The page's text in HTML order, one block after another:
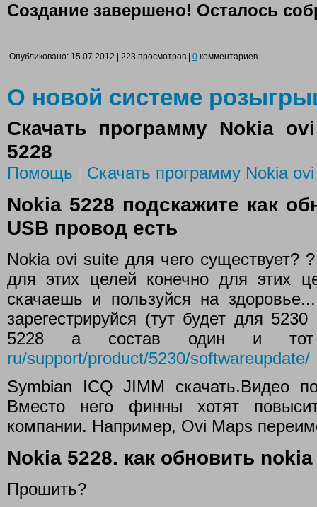
Создание завершено! Осталось
Опубликовано: 15.07.2012 | 223 просмотров | 0 комментариев
О новой системе
Скачать программу Nokia
5228
Помощь Скачать программу Nokia
Nokia 5228 подскажите как
USB провод есть
Nokia ovi suite для чего существует?
для этих целей конечно для этих
скачаешь и пользуйся на
зарегестрируйся (тут будет для
5228 а состав один и
ru/support/product/5230/softwareupdate/
Symbian ICQ JIMM скачать.Видео
Вместо него финны хотят
компании. Например, Ovi Maps
Nokia 5228. как обновить
Прошить?